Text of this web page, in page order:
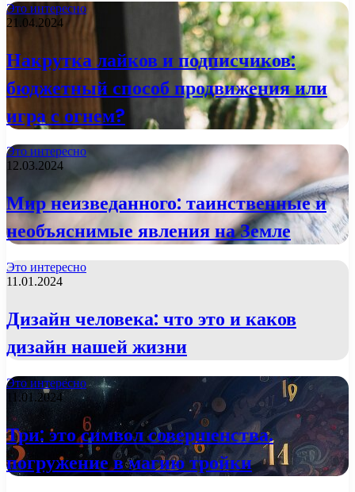
Это интересно
21.04.2024
Накрутка лайков и подписчиков:
бюджетный способ продвижения или
игра с огнем?
Это интересно
12.03.2024
Мир неизведанного: таинственные и
необъяснимые явления на Земле
Это интересно
11.01.2024
Дизайн человека: что это и каков
дизайн нашей жизни
Это интересно
11.01.2024
Три: это символ совершенства.
погружение в магию тройки